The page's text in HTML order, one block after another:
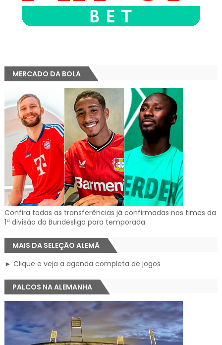
MERCADO DA BOLA
Confira todas as transferências já confirmadas nos times da
1ª divisão da Bundesliga para temporada
MAIS DA SELEÇÃO ALEMÃ
► Clique e veja a agenda completa de jogos
PALCOS NA ALEMANHA